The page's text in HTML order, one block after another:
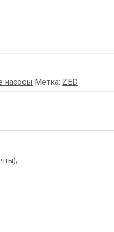
насосы Метка: ZED